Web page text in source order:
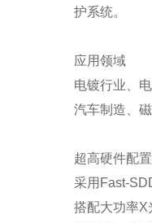
护系统。
应用领域
电镀行业、
汽车制造、
超高硬件配置
采用Fast-
搭配大功率X